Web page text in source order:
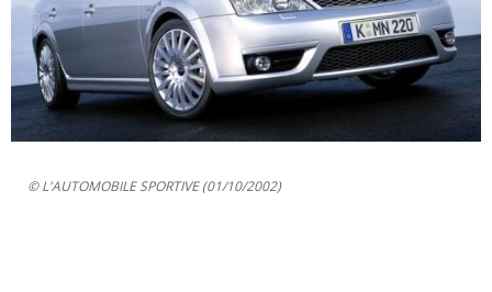
© L'AUTOMOBILE SPORTIVE (01/10/2002)